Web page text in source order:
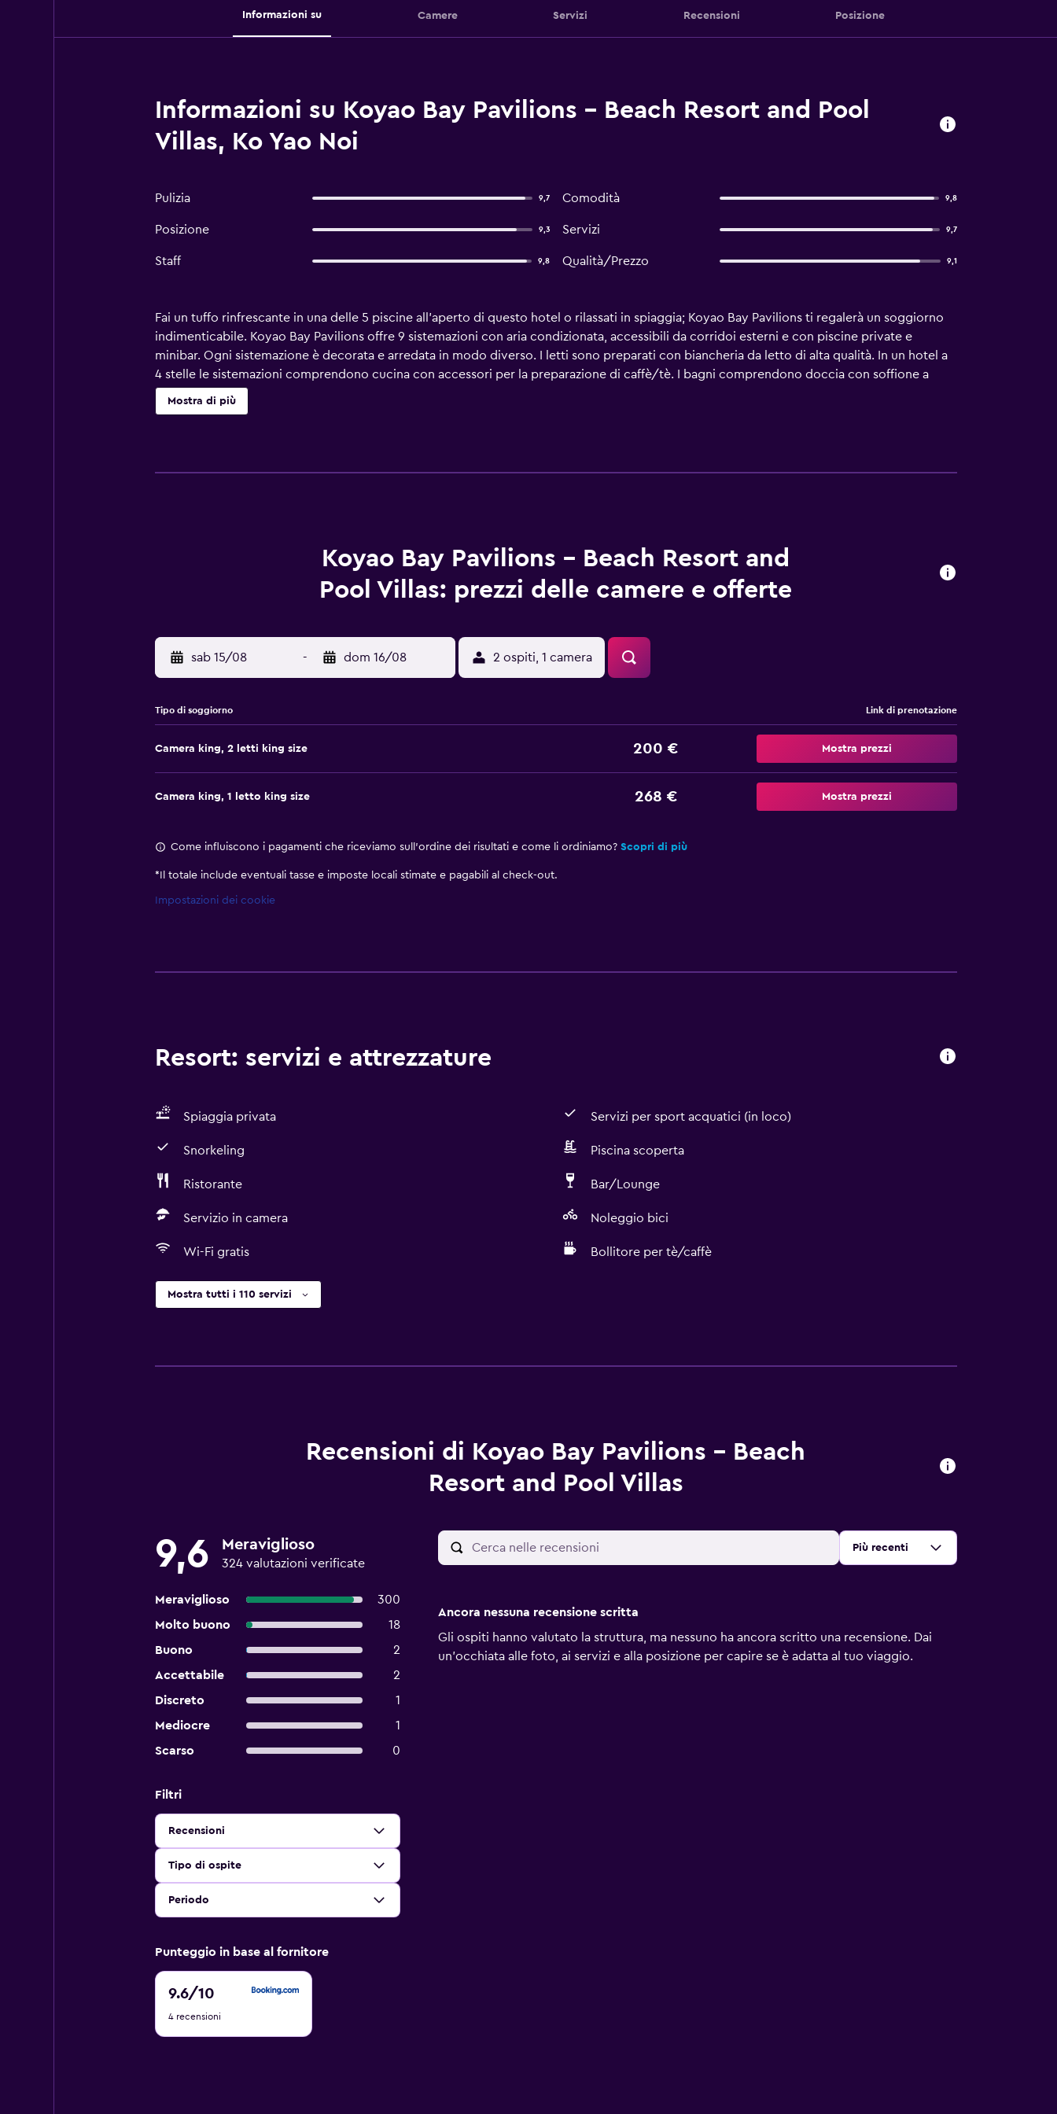
Informazioni su Camere Servizi Recensioni Posizione
Informazioni su Koyao Bay Pavilions - Beach Resort and Pool
Villas, Ko Yao Noi
Pulizia 9,7 Comodità 9,8
Posizione 9,3 Servizi 9,7
Staff 9,8 Qualità/Prezzo 9,1
Fai un tuffo rinfrescante in una delle 5 piscine all'aperto di questo hotel o rilassati in spiaggia; Koyao Bay Pavilions ti regalerà un soggiorno
indimenticabile. Koyao Bay Pavilions offre 9 sistemazioni con aria condizionata, accessibili da corridoi esterni e con piscine private e
minibar. Ogni sistemazione è decorata e arredata in modo diverso. I letti sono preparati con biancheria da letto di alta qualità. In un hotel a
4 stelle le sistemazioni comprendono cucina con accessori per la preparazione di caffè/tè. I bagni comprendono doccia con soffione a
pioggia, set di cortesia gratuiti e asciugacapelli. Durante il tuo soggiorno puoi navigare su Internet utilizzando la connessione wireless
gratuita. Inoltre disponibili: scrivania e cassaforte. Le camere sono provviste di acqua minerale gratuita e ventilatori portatili. Le pulizie
Mostra di più
Koyao Bay Pavilions - Beach Resort and
Pool Villas: prezzi delle camere e offerte
sab 15/08 - dom 16/08 2 ospiti, 1 camera
Tipo di soggiorno Link di prenotazione
Camera king, 2 letti king size 200 € Mostra prezzi
Camera king, 1 letto king size 268 € Mostra prezzi
Come influiscono i pagamenti che riceviamo sull'ordine dei risultati e come li ordiniamo? Scopri di più
* Il totale include eventuali tasse e imposte locali stimate e pagabili al check-out.
Impostazioni dei cookie
Resort: servizi e attrezzature
Spiaggia privata Servizi per sport acquatici (in loco)
Snorkeling Piscina scoperta
Ristorante Bar/Lounge
Servizio in camera Noleggio bici
Wi-Fi gratis Bollitore per tè/caffè
Mostra tutti i 110 servizi
Recensioni di Koyao Bay Pavilions - Beach
Resort and Pool Villas
9,6 Meraviglioso
324 valutazioni verificate
Meraviglioso
300
Molto buono
18
Buono
2
Accettabile
2
Discreto
1
Mediocre
1
Scarso
0
Ordina per:
Più recenti
Filtri
Recensioni
Tipo di ospite
Periodo
Punteggio in base al fornitore
9.6/10
9.6
10
4 recensioni
Ancora nessuna recensione scritta
Gli ospiti hanno valutato la struttura, ma nessuno ha ancora scritto una recensione. Dai
un'occhiata alle foto, ai servizi e alla posizione per capire se è adatta al tuo viaggio.